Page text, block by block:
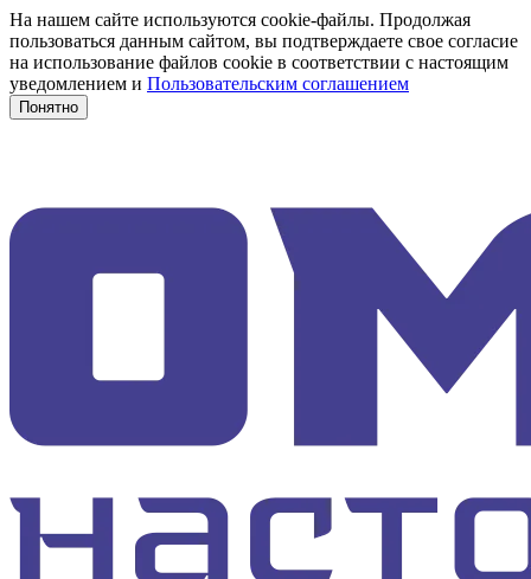
На нашем сайте используются cookie-файлы. Продолжая
пользоваться данным сайтом, вы подтверждаете свое согласие
на использование файлов cookie в соответствии с настоящим
уведомлением и Пользовательским соглашением
Понятно